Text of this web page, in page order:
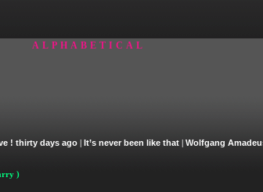
ALPHABETICAL
! thirty days ago| It’s never been like that| Wolfgang
)